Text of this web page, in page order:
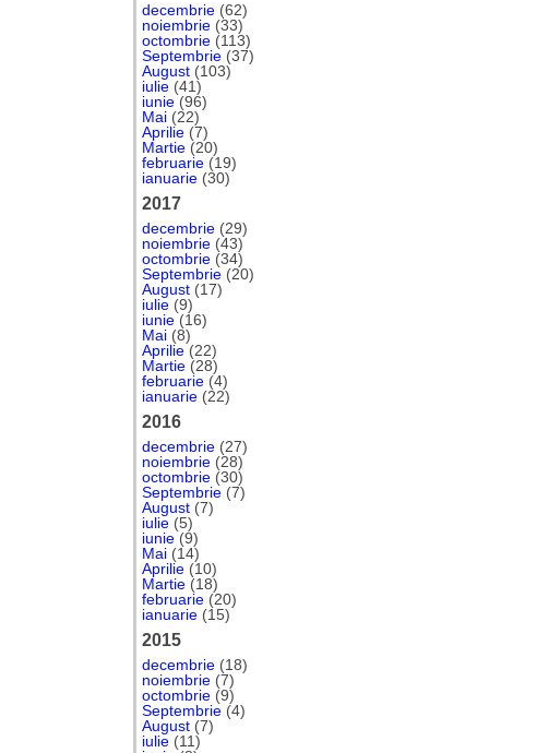
decembrie (62)
noiembrie (33)
octombrie (113)
Septembrie (37)
August (103)
iulie (41)
iunie (96)
Mai (22)
Aprilie (7)
Martie (20)
februarie (19)
ianuarie (30)
2017
decembrie (29)
noiembrie (43)
octombrie (34)
Septembrie (20)
August (17)
iulie (9)
iunie (16)
Mai (8)
Aprilie (22)
Martie (28)
februarie (4)
ianuarie (22)
2016
decembrie (27)
noiembrie (28)
octombrie (30)
Septembrie (7)
August (7)
iulie (5)
iunie (9)
Mai (14)
Aprilie (10)
Martie (18)
februarie (20)
ianuarie (15)
2015
decembrie (18)
noiembrie (7)
octombrie (9)
Septembrie (4)
August (7)
iulie (11)